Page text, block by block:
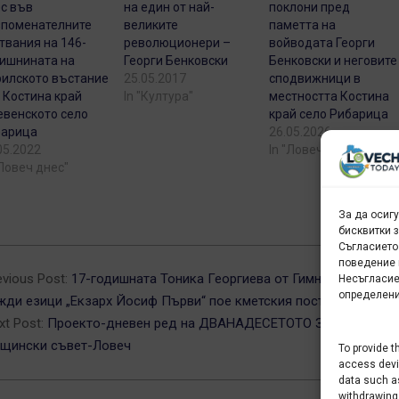
За да
бисквитки
поведение
To provide
access
data such
във
на 146-
на
въстание
Костина край
село
днес"
на един от най-
великите
революционери –
Георги Бенковски
25.05.2017
In "Култура"
поклони пред
паметта на
войводата Георги
Бенковски и неговите
сподвижници в
местността Костина
край село Рибарица
26.05.2026
In "Ловеч област"
Post: 17-годишната Тоника Георгиева от Гимназията за
езици „Екзарх Йосиф Първи“ пое кметския пост за ден
Post: Проекто-дневен ред на ДВАНАДЕСЕТОТО ЗАСЕДАНИЕ
съвет-Ловеч